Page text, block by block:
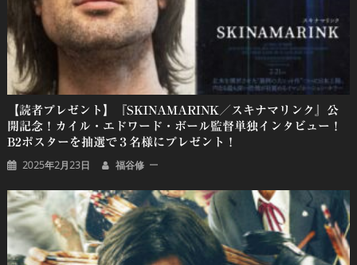
【読者プレゼント】『SKINAMARINK／スキナマリンク』公
開記念！カイル・エドワード・ボール監督単独インタビュー！
B2ポスターを抽選で３名様にプレゼント！
2025年2月23日 福谷修